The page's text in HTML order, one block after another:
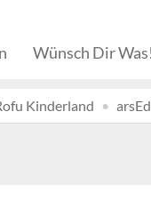
Wünsch Dir Was!
Kinderland